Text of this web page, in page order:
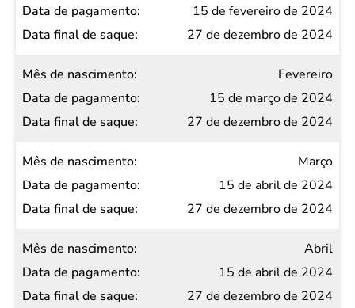
nascimento
Data de
Data
final
de
saque
15 de fevereiro de 2024
27 de dezembro de 2024
Fevereiro
15 de março de 2024
27 de dezembro de 2024
Março
15 de abril de 2024
27 de dezembro de 2024
Abril
15 de abril de 2024
27 de dezembro de 2024